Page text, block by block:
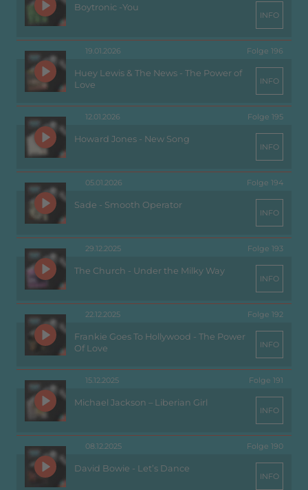
Boytronic -You
INFO
19.01.2026 Folge 196
Huey Lewis & The News - The Power of
Love
INFO
12.01.2026 Folge 195
Howard Jones - New Song
INFO
05.01.2026 Folge 194
Sade - Smooth Operator
INFO
29.12.2025 Folge 193
The Church - Under the Milky Way
INFO
22.12.2025 Folge 192
Frankie Goes To Hollywood - The Power
Of Love
INFO
15.12.2025 Folge 191
Michael Jackson – Liberian Girl
INFO
08.12.2025 Folge 190
David Bowie - Let’s Dance
INFO